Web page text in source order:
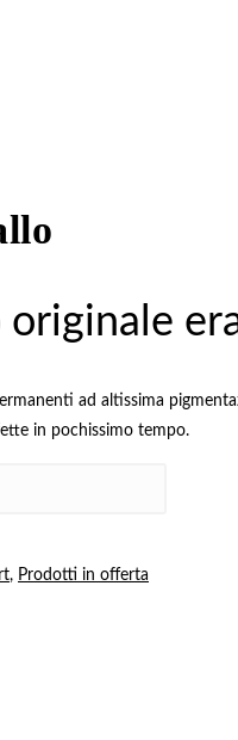
originale
ad altissima
in pochissimo tempo.
, Prodotti in offerta